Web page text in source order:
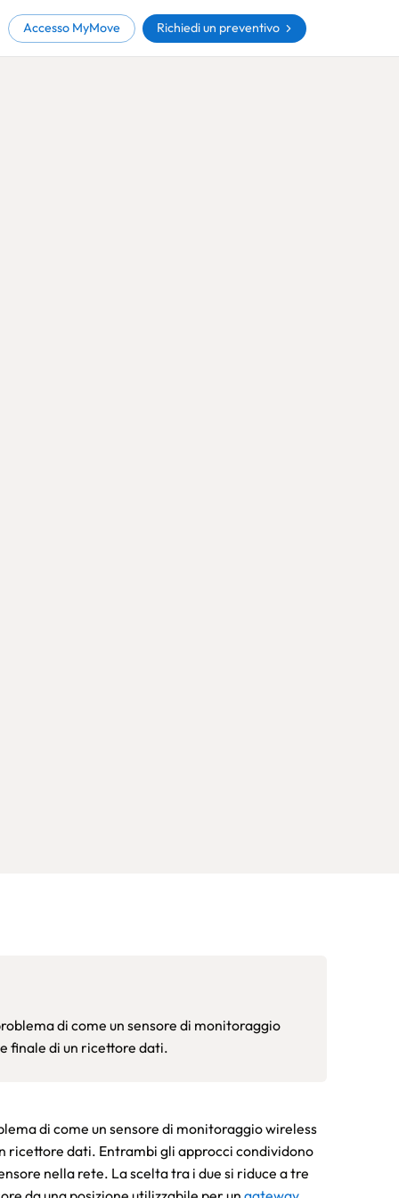
Accesso MyMove Richiedi un preventivo
di come un sensore di monitoraggio
finale di un ricettore dati.
di come un sensore di monitoraggio wireless
ricettore dati. Entrambi gli approcci condividono
nella rete. La scelta tra i due si riduce a tre